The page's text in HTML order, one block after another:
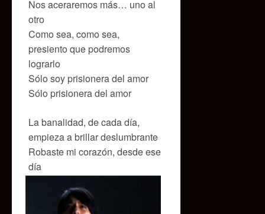
Nos aceraremos más… uno al
otro
Como sea, como sea,
presiento que podremos
lograrlo
Sólo soy prisionera del amor
Sólo prisionera del amor
La banalidad, de cada día,
empieza a brillar deslumbrante
Robaste mi corazón, desde ese
día